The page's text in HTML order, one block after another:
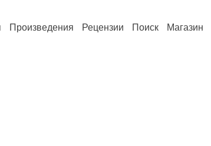
Произведения Рецензии Поиск Магазин